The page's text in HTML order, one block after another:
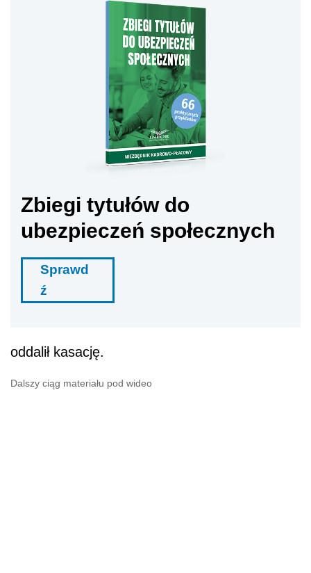
Zbiegi tytułów do
ubezpieczeń społecznych
Sprawd
ź
oddalił kasację.
Dalszy ciąg materiału pod wideo